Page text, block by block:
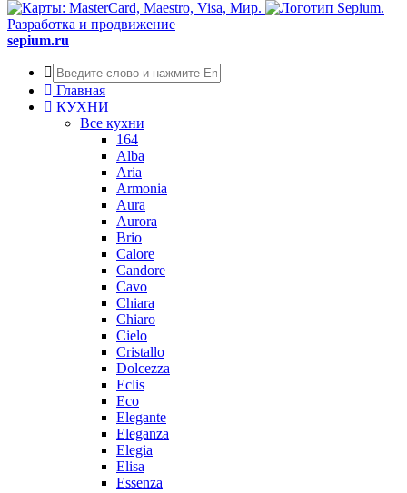
Разработка и продвижение
sepium.ru
Главная
КУХНИ
Все кухни
164
Alba
Aria
Armonia
Aura
Aurora
Brio
Calore
Candore
Cavo
Chiara
Chiaro
Cielo
Cristallo
Dolcezza
Eclis
Eco
Elegante
Eleganza
Elegia
Elisa
Essenza